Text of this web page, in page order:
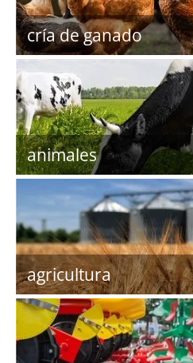
cría de ganado
animales
agricultura